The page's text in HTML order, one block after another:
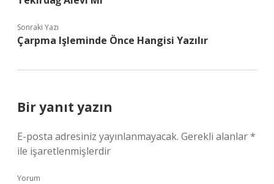
Sonraki Yazı
Çarpma Işleminde Önce Hangisi Yazılır
Bir yanıt yazın
E-posta adresiniz yayınlanmayacak. Gerekli alanlar*
ile işaretlenmişlerdir
Yorum